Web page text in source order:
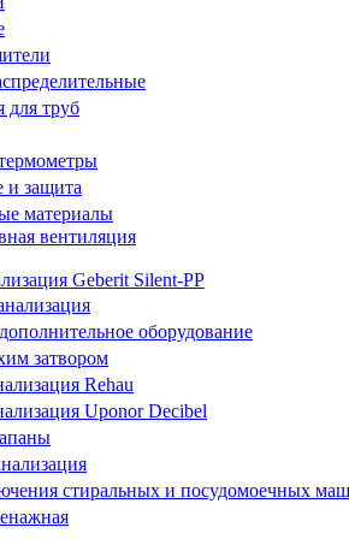
для труб
и защита
материалы
вентиляция
Geberit Silent-PP
оборудование
затвором
Rehau
Uponor Decibel
стиральных и посудомоечных